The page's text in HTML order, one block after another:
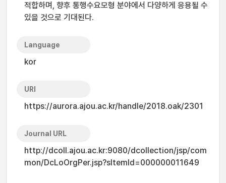
적합하며, 향후 통행수요모형 분야에서 다양하게 응용될 수
있을 것으로 기대된다.
Language
kor
URI
https://aurora.ajou.ac.kr/handle/2018.oak/2301
Journal URL
http://dcoll.ajou.ac.kr:9080/dcollection/jsp/com
mon/DcLoOrgPer.jsp?sItemId=000000011649